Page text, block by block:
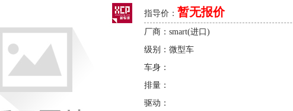
指导价： 暂无报价
厂商：smart(进口)
级别：微型车
车身：
排量：
驱动：